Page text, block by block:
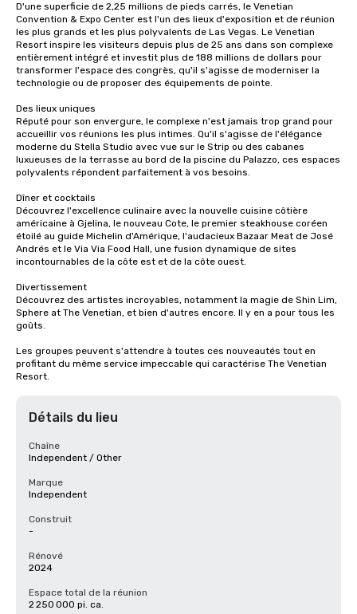
D'une superficie de 2,25 millions de pieds carrés, le Venetian
Convention & Expo Center est l'un des lieux d'exposition et de réunion
les plus grands et les plus polyvalents de Las Vegas. Le Venetian
Resort inspire les visiteurs depuis plus de 25 ans dans son complexe
entièrement intégré et investit plus de 188 millions de dollars pour
transformer l'espace des congrès, qu'il s'agisse de moderniser la
technologie ou de proposer des équipements de pointe.
Des lieux uniques
Réputé pour son envergure, le complexe n'est jamais trop grand pour
accueillir vos réunions les plus intimes. Qu'il s'agisse de l'élégance
moderne du Stella Studio avec vue sur le Strip ou des cabanes
luxueuses de la terrasse au bord de la piscine du Palazzo, ces espaces
polyvalents répondent parfaitement à vos besoins.
Dîner et cocktails
Découvrez l'excellence culinaire avec la nouvelle cuisine côtière
américaine à Gjelina, le nouveau Cote, le premier steakhouse coréen
étoilé au guide Michelin d'Amérique, l'audacieux Bazaar Meat de José
Andrés et le Via Via Food Hall, une fusion dynamique de sites
incontournables de la côte est et de la côte ouest.
Divertissement
Découvrez des artistes incroyables, notamment la magie de Shin Lim,
Sphere at The Venetian, et bien d'autres encore. Il y en a pour tous les
goûts.
Les groupes peuvent s'attendre à toutes ces nouveautés tout en
profitant du même service impeccable qui caractérise The Venetian
Resort.
Détails du lieu
Chaîne
Independent / Other
Marque
Independent
Construit
-
Rénové
2024
Espace total de la réunion
2 250 000 pi. ca.